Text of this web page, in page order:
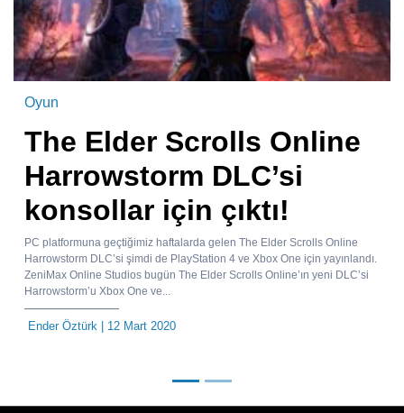
Oyun
The Elder Scrolls Online
Harrowstorm DLC’si
konsollar için çıktı!
PC platformuna geçtiğimiz haftalarda gelen The Elder Scrolls Online
Harrowstorm DLC’si şimdi de PlayStation 4 ve Xbox One için yayınlandı.
ZeniMax Online Studios bugün The Elder Scrolls Online’ın yeni DLC’si
Harrowstorm’u Xbox One ve...
Ender Öztürk | 12 Mart 2020